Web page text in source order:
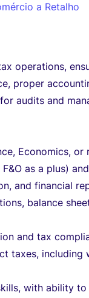
a Retalho
operations,
proper
audits and
Economics,
as a plus)
and financial
balance
and tax
taxes, including
with ability